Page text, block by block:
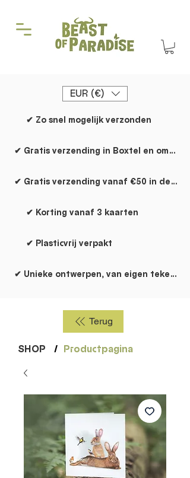
EUR (€)
✔ Zo snel mogelijk verzonden
✔ Gratis verzending in Boxtel en omgeving
✔ Gratis verzending vanaf €50 in de rest van NL
✔ Korting vanaf 3 kaarten
✔ Plasticvrij verpakt
✔ Unieke ontwerpen, van eigen
Terug
SHOP / Productpagina